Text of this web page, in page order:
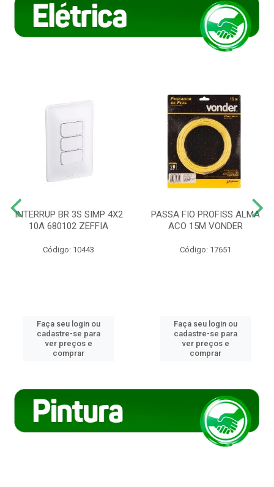
INTERRUP BR 3S SIMP 4X2
10A 680102 ZEFFIA
Código: 10443
Faça seu login ou
cadastre-se para
ver preços e
comprar
PASSA FIO PROFISS ALMA
ACO 15M VONDER
Código: 17651
Faça seu login ou
cadastre-se para
ver preços e
comprar